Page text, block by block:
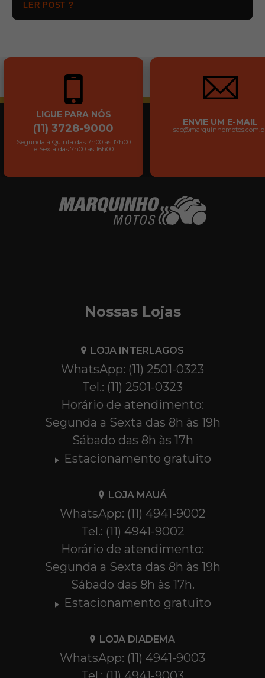
LER POST ?
LIGUE PARA NÓS
(11) 3728-9000
Segunda à Quinta das 7h00 às 17h00
e Sexta das 7h00 às 16h00
ENVIE UM E-MAIL
Nossas Lojas
LOJA INTERLAGOS
WhatsApp: (11) 2501-0323
Tel.: (11) 2501-0323
Horário de atendimento:
Segunda a Sexta das 8h às 19h
Sábado das 8h às 17h
Estacionamento gratuito
LOJA MAUÁ
WhatsApp: (11) 4941-9002
Tel.: (11) 4941-9002
Horário de atendimento:
Segunda a Sexta das 8h às 19h
Sábado das 8h às 17h.
Estacionamento gratuito
LOJA DIADEMA
WhatsApp: (11) 4941-9003